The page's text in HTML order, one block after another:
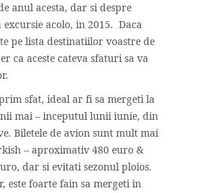
anul acesta, dar si despre
acolo, in 2015. Daca
pe lista destinatiilor voastre de
ca aceste cateva sfaturi sa va
sfat, ideal ar fi sa mergeti la
mai – inceputul lunii iunie, din
Biletele de avion sunt mult mai
– aproximativ 480 euro &
dar si evitati sezonul ploios.
este foarte fain sa mergeti in